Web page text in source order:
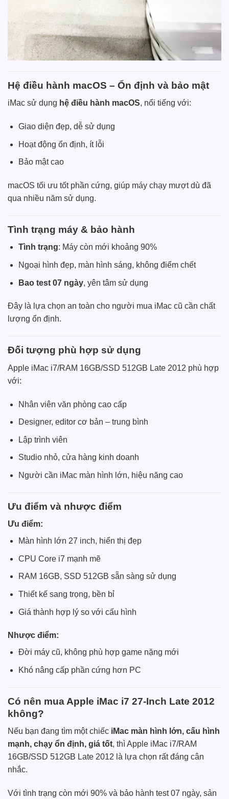
Hệ điều hành macOS – Ổn định và bảo mật
iMac sử dụng hệ điều hành macOS, nổi tiếng với:
Giao diện đẹp, dễ sử dụng
Hoạt động ổn định, ít lỗi
Bảo mật cao
macOS tối ưu tốt phần cứng, giúp máy chạy mượt dù đã
qua nhiều năm sử dụng.
Tình trạng máy & bảo hành
Tình trạng: Máy còn mới khoảng 90%
Ngoại hình đẹp, màn hình sáng, không điểm chết
Bao test 07 ngày, yên tâm sử dụng
Đây là lựa chọn an toàn cho người mua iMac cũ cần chất
lượng ổn định.
Đối tượng phù hợp sử dụng
Apple iMac i7/RAM 16GB/SSD 512GB Late 2012 phù hợp
với:
Nhân viên văn phòng cao cấp
Designer, editor cơ bản – trung bình
Lập trình viên
Studio nhỏ, cửa hàng kinh doanh
Người cần iMac màn hình lớn, hiệu năng cao
Ưu điểm và nhược điểm
Ưu điểm:
Màn hình lớn 27 inch, hiển thị đẹp
CPU Core i7 mạnh mẽ
RAM 16GB, SSD 512GB sẵn sàng sử dụng
Thiết kế sang trọng, bền bỉ
Giá thành hợp lý so với cấu hình
Nhược điểm:
Đời máy cũ, không phù hợp game nặng mới
Khó nâng cấp phần cứng hơn PC
Có nên mua Apple iMac i7 27-Inch Late 2012
không?
Nếu bạn đang tìm một chiếc iMac màn hình lớn, cấu hình
mạnh, chạy ổn định, giá tốt, thì Apple iMac i7/RAM
16GB/SSD 512GB Late 2012 là lựa chọn rất đáng cân
nhắc.
Với tình trạng còn mới 90% và bảo hành test 07 ngày, sản